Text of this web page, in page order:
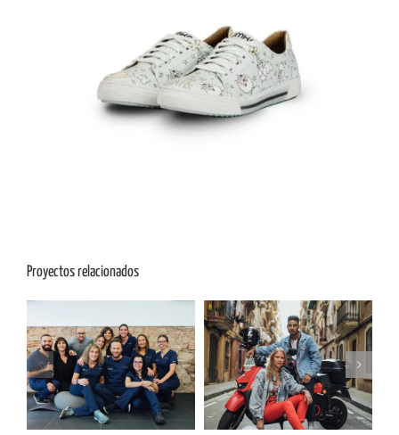
Proyectos relacionados
Clínica Frielander –
Fotos corporativas
Fotos para redes
sociales – Scoot